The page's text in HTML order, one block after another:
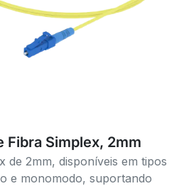
Fibra Simplex, 2mm
de 2mm, disponíveis em tipos
e monomodo, suportando